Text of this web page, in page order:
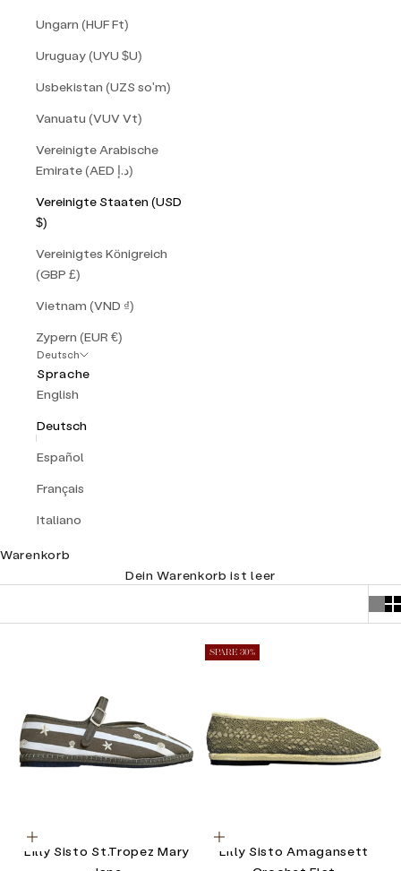
Ungarn (HUF Ft)
Uruguay (UYU $U)
Usbekistan (UZS so'm)
Vanuatu (VUV Vt)
Vereinigte Arabische
Emirate (AED د.إ)
Vereinigte Staaten (USD
$)
Vereinigtes Königreich
(GBP £)
Vietnam (VND ₫)
Zypern (EUR €)
Deutsch
Sprache
English
Deutsch
Español
Français
Italiano
Warenkorb
Dein Warenkorb ist leer
Optionen auswählen
Lilly Sisto St.Tropez Mary
SPARE 30%
Optionen auswählen
Lilly Sisto Amagansett